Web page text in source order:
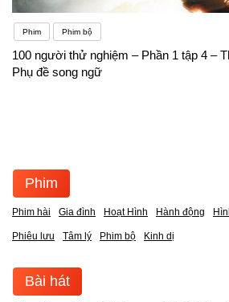
Phim Phim bộ
100 người thử nghiệm – Phần 1 tập 4 –
Phụ đề song ngữ
Phim
Phim hài Gia đình Hoạt Hình Hành động
Phiêu lưu Tâm lý Phim bộ Kinh dị
Bài hát